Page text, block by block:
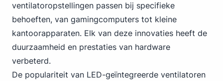
ventilatoropstellingen passen bij specifieke
behoeften, van gamingcomputers tot kleine
kantoorapparaten. Elk van deze innovaties heeft de
duurzaamheid en prestaties van hardware
verbeterd.
De populariteit van LED-geïntegreerde ventilatoren